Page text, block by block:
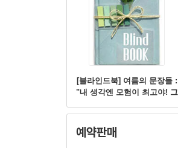
"내 생각엔 모험이 최고야! 그
러니까 이번 여름방학엔 모험
을 하는 거야."
예약판매